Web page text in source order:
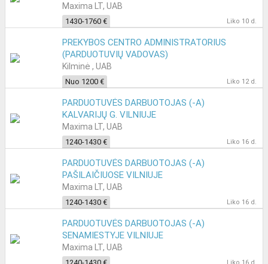
VILNIUJE
Maxima LT, UAB
1430-1760 € Liko 10 d.
PREKYBOS CENTRO ADMINISTRATORIUS
(PARDUOTUVIŲ VADOVAS)
Kilminė , UAB
Nuo 1200 € Liko 12 d.
PARDUOTUVĖS DARBUOTOJAS (-A)
KALVARIJŲ G. VILNIUJE
Maxima LT, UAB
1240-1430 € Liko 16 d.
PARDUOTUVĖS DARBUOTOJAS (-A)
PAŠILAIČIUOSE VILNIUJE
Maxima LT, UAB
1240-1430 € Liko 16 d.
PARDUOTUVĖS DARBUOTOJAS (-A)
SENAMIESTYJE VILNIUJE
Maxima LT, UAB